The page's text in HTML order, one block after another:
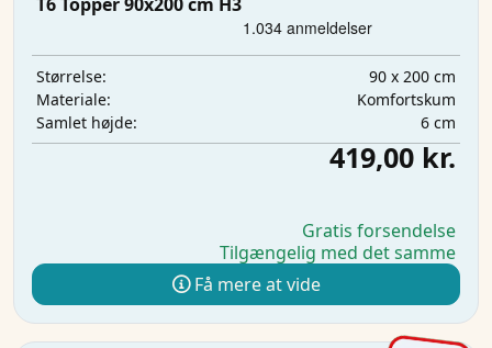
Størrelse:
90 x 200 cm
Materiale:
Komfortskum
Samlet højde:
6 cm
419,00 kr.
Gratis forsendelse
Tilgængelig med det samme
Få mere at vide